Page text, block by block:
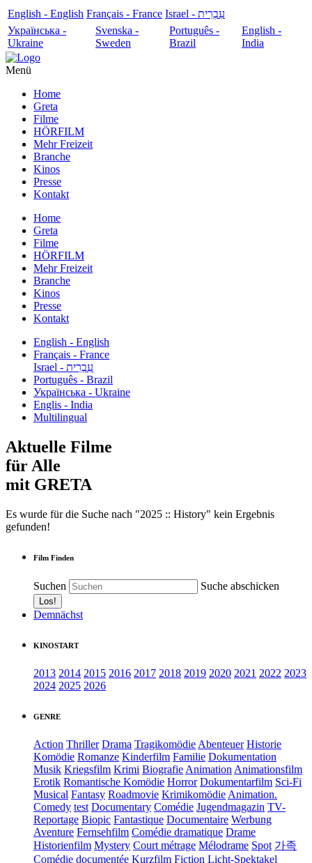
English - English Français - France
עִבְרִית - Israel
Українська -
Ukraine
Svenska -
Sweden
Português -
Brazil
English -
India
Menü
Home
Greta
Filme
HÖRFILM
Mehr Freizeit
Branche
Kinos
Presse
Kontakt
Home
Greta
Filme
HÖRFILM
Mehr Freizeit
Branche
Kinos
Presse
Kontakt
English - English
Français - France
עִבְרִית - Israel
Português - Brazil
Українська - Ukraine
Englis - India
Multilingual
Aktuelle Filme
für Alle
mit GRETA
Es wurde für die Suche nach "2025 :: History" kein Ergebnis
gefunden!
Film Finden
Suchen Suche abschicken
Demnächst
KINOSTART
2013 2014 2015 2016 2017 2018 2019 2020 2021 2022 2023
2024 2025 2026
GENRE
Action Thriller Drama Tragikomödie Abenteuer Historie
Komödie Romanze Kinderfilm Familie Dokumentation
Musik Kriegsfilm Krimi Biografie Animation Animationsfilm
Erotik Romantische Komödie Horror Dokumentarfilm Sci-Fi
Musical Fantasy Roadmovie Krimikomödie Animation.
Comedy test Documentary Comédie Jugendmagazin TV-
Reportage Biopic Fantastique Documentaire Werbung
Aventure Fernsehfilm Comédie dramatique Drame
Historienfilm Mystery Court métrage Mélodrame Spot 가족
Comédie documentée Kurzfilm Fiction Licht-Spektakel